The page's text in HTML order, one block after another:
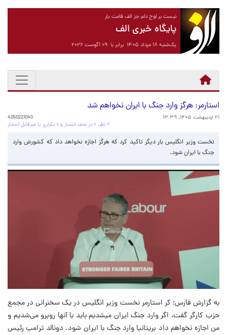
نیست بر لوح دلم جز الف قامت یار
پایگاه خبری الف
یک‌شنبه ۱۸ مرداد ۱۴۰۵ برابر با ۰۹ آگوست ۲۰۲۶
استارمر: هرگز وارد جنگ با ایران نخواهم شد
۲۱ اردیبهشت ۱۴۰۵، ۱۳:۳۹
4050221040
۲ نظر، ۰ در صف انتشار و ۰ تکراری یا غیرقابل انتشار
نخست وزیر انگلیس بار دیگر تاکید کرد که هرگز اجازه نخواهد داد که کشورش وارد
جنگ با ایران شود.
به گزارش فارس؛ کر استارمر نخست وزیر انگلیس در یک سخنرانی در مجمع
حزب کارگر گفت، اگر وارد جنگ ایران میشدیم باید با آنها روبرو می‌شدیم و
من اجازه نخواهم داد بریتانیا وارد جنگ با ایران شود. دونالد ترامپ رئیس